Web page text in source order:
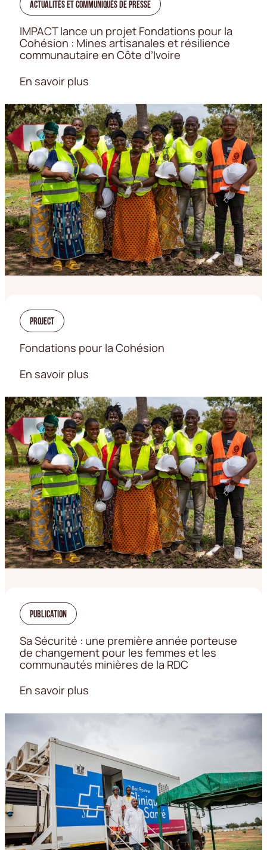
Actualités Et Communiqués De Presse
IMPACT lance un projet Fondations pour la
Cohésion : Mines artisanales et résilience
communautaire en Côte d’Ivoire
En savoir plus
Project
Fondations pour la Cohésion
En savoir plus
Publication
Sa Sécurité : une première année porteuse
de changement pour les femmes et les
communautés minières de la RDC
En savoir plus